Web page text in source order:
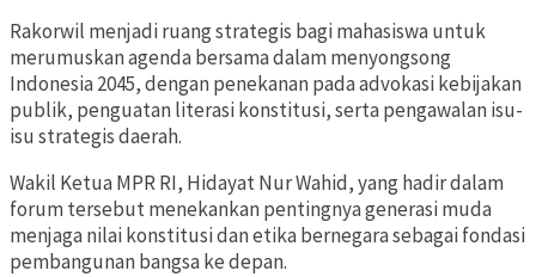
Rakorwil menjadi ruang strategis bagi mahasiswa untuk
merumuskan agenda bersama dalam menyongsong
Indonesia 2045, dengan penekanan pada advokasi kebijakan
publik, penguatan literasi konstitusi, serta pengawalan isu-
isu strategis daerah.
Wakil Ketua MPR RI, Hidayat Nur Wahid, yang hadir dalam
forum tersebut menekankan pentingnya generasi muda
menjaga nilai konstitusi dan etika bernegara sebagai fondasi
pembangunan bangsa ke depan.